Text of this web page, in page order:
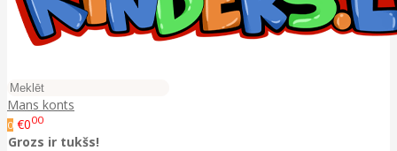
Mans konts
0 €000
Grozs ir tukšs!